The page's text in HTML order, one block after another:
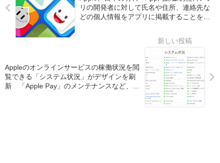
リの開発者に対して氏名や住所、連絡先な
どの個人情報をアプリに掲載することを要
Appleのオンラインサービスの稼働状況を閲
覧できる「システム状況」がデザインを刷
新 「Apple Pay」のメンテナンスなど、サ